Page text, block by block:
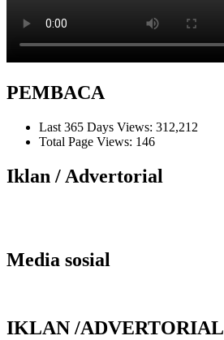
PEMBACA
Last 365 Days Views: 312,212
Total Page Views: 146
Iklan / Advertorial
Media sosial
IKLAN /ADVERTORIAL